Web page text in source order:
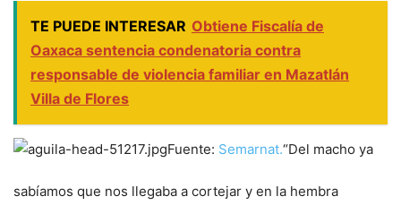
TE PUEDE INTERESAR Obtiene Fiscalía de
Oaxaca sentencia condenatoria contra
responsable de violencia familiar en Mazatlán
Villa de Flores
Fuente: Semarnat.“Del macho ya
sabíamos que nos llegaba a cortejar y en la hembra